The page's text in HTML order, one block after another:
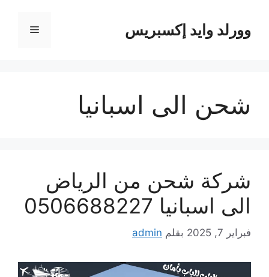
المحتوىوورلد وايد إكسبريس القائمة
شحن الى اسبانيا
شركة شحن من الرياض
الى اسبانيا 0506688227
فبراير 7, 2025 بقلم admin